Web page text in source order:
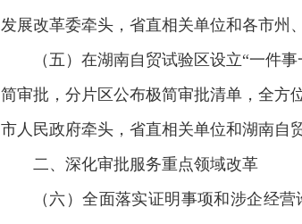
发展改革委牵头，省直相关单位和各市州
（五）在湖南自贸试验区设立“一件
简审批，分片区公布极简审批清单，全方
市人民政府牵头，省直相关单位和湖南自
二、深化审批服务重点领域改革
（六）全面落实证明事项和涉企经